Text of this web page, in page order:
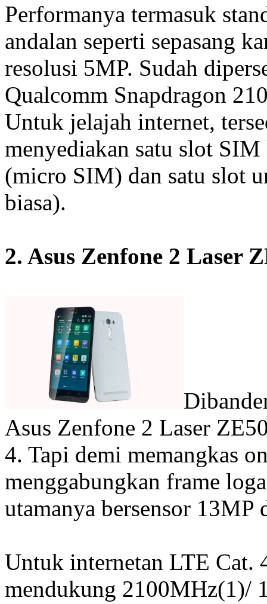
Performanya termasuk
andalan seperti sepasang
resolusi 5MP. Sudah
Qualcomm Snapdragon
Untuk jelajah internet,
menyediakan satu slot
(micro SIM) dan satu slot
biasa).
2. Asus Zenfone 2 Laser
Asus Zenfone 2 Laser
4. Tapi demi memangkas
menggabungkan frame
utamanya bersensor 13MP
Untuk internetan LTE Cat.
mendukung 2100MHz(1)/